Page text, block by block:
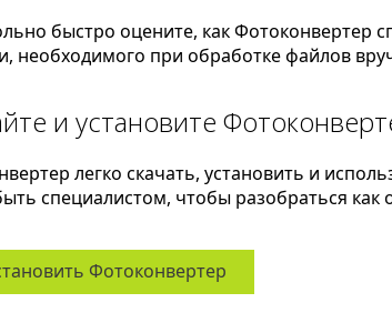
быстро оцените, как Фотоконвертер
необходимого при обработке файлов
и установите
легко скачать, установить и
специалистом, чтобы разобраться как
Фотоконвертер